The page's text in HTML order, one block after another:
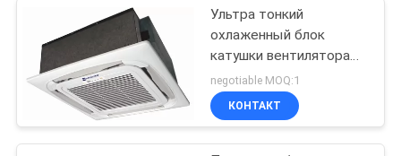
Ультра тонкий
охлаженный блок
катушки вентилятора
кассеты воздушных
потоков путя воды 4
широкоформатный
negotiable MOQ:1
КОНТАКТ